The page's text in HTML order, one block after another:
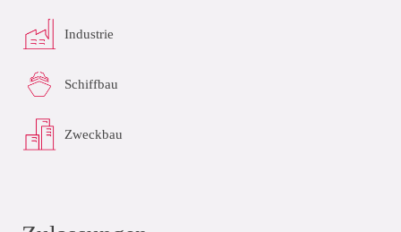
Industrie
Schiffbau
Zweckbau